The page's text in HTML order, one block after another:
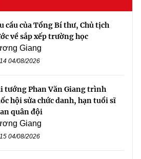
cầu của Tổng Bí thư, Chủ tịch
về sắp xếp trường học
Giang
04/08/2026
tướng Phan Văn Giang trình
hội sửa chức danh, hạn tuổi sĩ
quân đội
Giang
04/08/2026